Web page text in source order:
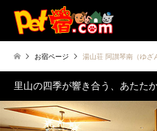
お宿ページ 湯山荘 阿讃琴南（ゆざ
里山の四季が響き合う、あたた